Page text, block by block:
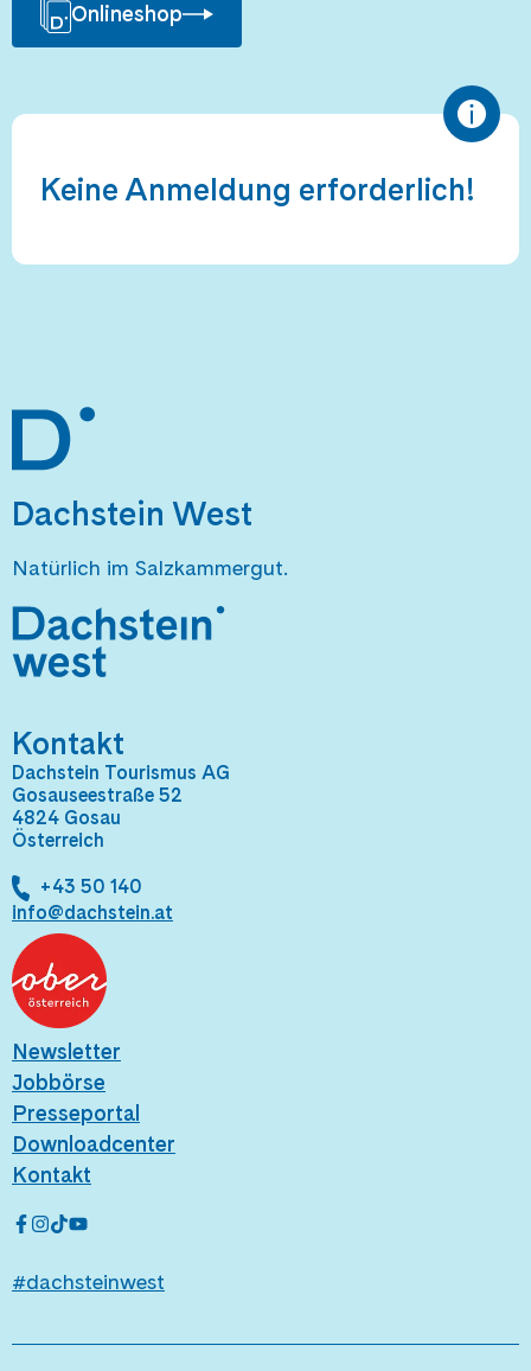
Onlineshop
Keine Anmeldung erforderlich!
Dachstein West
Natürlich im Salzkammergut.
Kontakt
Dachstein Tourismus AG
Gosauseestraße 52
4824 Gosau
Österreich
+43 50 140
info@dachstein.at
Newsletter
Jobbörse
Presseportal
Downloadcenter
Kontakt
#dachsteinwest